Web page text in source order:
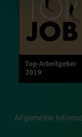
Allgemeine